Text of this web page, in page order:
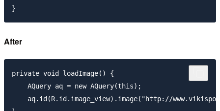
After
private void loadImage() {
    AQuery aq = new AQuery(this);
aq.id(R.id.image_view).image("http://